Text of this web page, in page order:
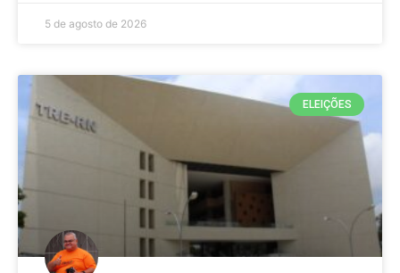
5 de agosto de 2026
ELEIÇÕES